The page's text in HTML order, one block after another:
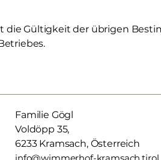
die Gültigkeit der übrigen
Familie Gögl
Voldöpp 35,
6233 Kramsach, Österreich